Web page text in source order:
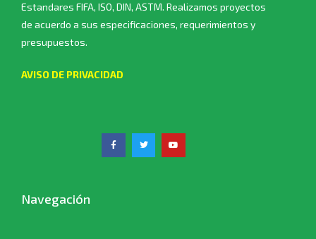
Estandares FIFA, ISO, DIN, ASTM. Realizamos proyectos
de acuerdo a sus especificaciones, requerimientos y
presupuestos.
AVISO DE PRIVACIDAD
Navegación